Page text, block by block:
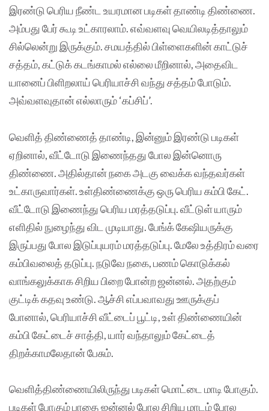
இரண்டு பெரிய நீண்ட உயரமான படிகள் தாண்டி திண்ணை.
அம்பது பேர் கூடி உட்காரலாம். எவ்வளவு வெயிலடித்தாலும்
சில்லென்று இருக்கும். சமயத்தில் பிள்ளைகளின் காட்டுச்
சத்தம், கட்டுக் கடங்காமல் எல்லை மீறினால், அதைவிட
யானைப் பிளிறலாய் பெரியாச்சி வந்து சத்தம் போடும்.
அவ்வளவுதான் எல்லாரும் ‘கப்சிப்’.
வெளித் திண்ணைத் தாண்டி, இன்னும் இரண்டு படிகள்
ஏறினால், வீட்டோடு இணைந்தது போல இன்னொரு
திண்ணை. அதில்தான் நகை அடகு வைக்க வந்தவர்கள்
உட்காருவார்கள். உள்திண்ணைக்கு ஒரு பெரிய கம்பி கேட்.
வீட்டோடு இணைந்து பெரிய மரத்தடுப்பு. வீட்டுள் யாரும்
எளிதில் நுழைந்து விட முடியாது. பேங்க் கேஷியருக்கு
இருப்பது போல இடுப்புயரம் மரத்தடுப்பு. மேலே உத்திரம் வரை
கம்பிவலைத் தடுப்பு. நடுவே நகை, பணம் கொடுக்கல்
வாங்கலுக்காக சிறிய பிறை போன்ற ஜன்னல். அதற்கும்
குட்டிக் கதவு உண்டு. ஆச்சி எப்பவாவது ஊருக்குப்
போனால், பெரியாச்சி வீட்டைப் பூட்டி, உள் திண்ணையின்
கம்பி கேட்டைச் சாத்தி, யார் வந்தாலும் கேட்டைத்
திறக்காமலேதான் பேசும்.
வெளித்திண்ணையிலிருந்து படிகள் மொட்டை மாடி போகும்.
படிகள் போகும் பாதை ஜன்னல் போல சிறிய மாடம் போல